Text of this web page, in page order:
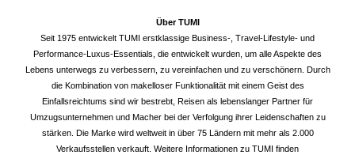
Über TUMI
Seit 1975 entwickelt TUMI erstklassige Business-, Travel-Lifestyle- und
Performance-Luxus-Essentials, die entwickelt wurden, um alle Aspekte des
Lebens unterwegs zu verbessern, zu vereinfachen und zu verschönern. Durch
die Kombination von makelloser Funktionalität mit einem Geist des
Einfallsreichtums sind wir bestrebt, Reisen als lebenslanger Partner für
Umzugsunternehmen und Macher bei der Verfolgung ihrer Leidenschaften zu
stärken. Die Marke wird weltweit in über 75 Ländern mit mehr als 2.000
Verkaufsstellen verkauft. Weitere Informationen zu TUMI finden